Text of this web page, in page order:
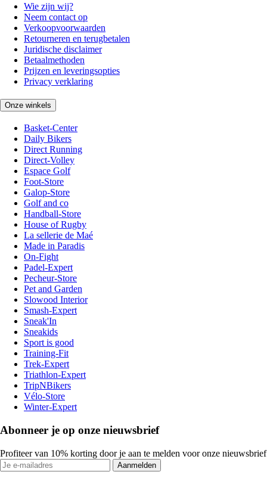
Wie zijn wij?
Neem contact op
Verkoopvoorwaarden
Retourneren en terugbetalen
Juridische disclaimer
Betaalmethoden
Prijzen en leveringsopties
Privacy verklaring
Onze winkels
Basket-Center
Daily Bikers
Direct Running
Direct-Volley
Espace Golf
Foot-Store
Galop-Store
Golf and co
Handball-Store
House of Rugby
La sellerie de Maé
Made in Paradis
On-Fight
Padel-Expert
Pecheur-Store
Pet and Garden
Slowood Interior
Smash-Expert
Sneak'In
Sneakids
Sport is good
Training-Fit
Trek-Expert
Triathlon-Expert
TripNBikers
Vélo-Store
Winter-Expert
Abonneer je op onze nieuwsbrief
Profiteer van 10% korting door je aan te melden voor onze nieuwsbrief
Aanmelden